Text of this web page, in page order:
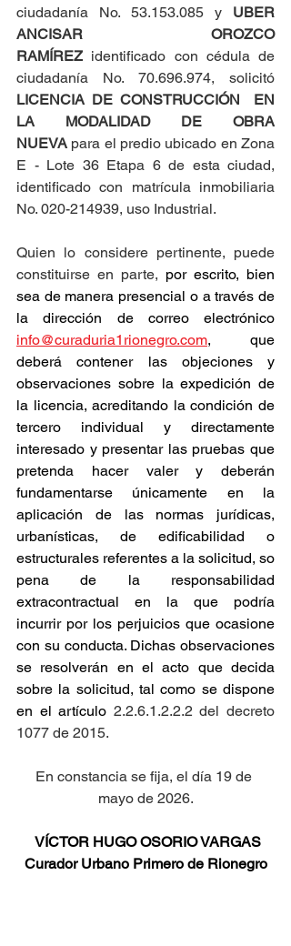
ciudadanía No. 53.153.085 y UBER
ANCISAR OROZCO
RAMÍREZ identificado con cédula de
LICENCIA DE CONSTRUCCIÓN  EN
LA MODALIDAD DE OBRA
NUEVA para el predio ubicado en Zona
E - Lote 36 Etapa 6 de esta ciudad,
identificado con matrícula inmobiliaria
No. 020-214939, uso Industrial.
Quien lo considere pertinente, puede
constituirse en parte, por escrito, bien
sea de manera presencial o a través de
info@curaduria1rionegro.com, que
deberá contener las objeciones y
observaciones sobre la expedición de
la licencia, acreditando la condición de
tercero individual y directamente
interesado y presentar las pruebas que
pretenda hacer valer y deberán
fundamentarse únicamente en la
aplicación de las normas jurídicas,
urbanísticas, de edificabilidad o
estructurales referentes a la solicitud, so
pena de la responsabilidad
extracontractual en la que podría
incurrir por los perjuicios que ocasione
con su conducta. Dichas observaciones
se resolverán en el acto que decida
sobre la solicitud, tal como se dispone
en el artículo 2.2.6.1.2.2.2 del decreto
1077 de 2015.
En constancia se fija, el día 19 de
mayo de 2026.
VÍCTOR HUGO OSORIO VARGAS
Curador Urbano Primero de Rionegro